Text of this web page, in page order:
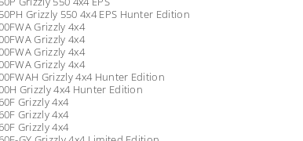
Grizzly 550 4x4 EPS Hunter Edition
Grizzly 4x4
Grizzly 4x4
Grizzly 4x4
Grizzly 4x4
Grizzly 4x4 Hunter Edition
Grizzly 4x4 Hunter Edition
Grizzly 4x4
Grizzly 4x4
Grizzly 4x4